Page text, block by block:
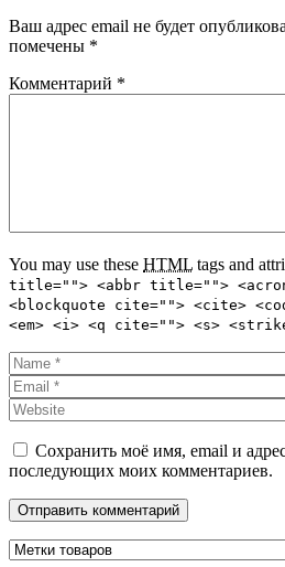
Ваш адрес email не будет
помечены *
Комментарий *
You may use these HTML tags and
title=""> <abbr title="">
<blockquote cite=""> <cite>
<em> <i> <q cite=""> <s>
Сохранить моё имя, email и
последующих моих комментариев.